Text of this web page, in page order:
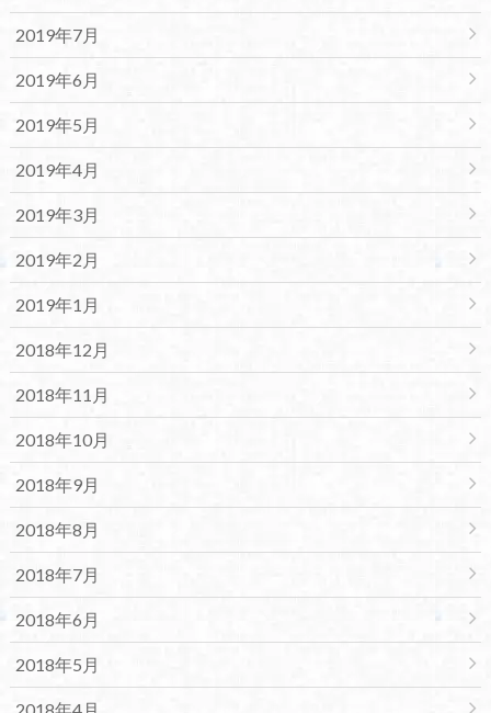
2019年7月
2019年6月
2019年5月
2019年4月
2019年3月
2019年2月
2019年1月
2018年12月
2018年11月
2018年10月
2018年9月
2018年8月
2018年7月
2018年6月
2018年5月
2018年4月